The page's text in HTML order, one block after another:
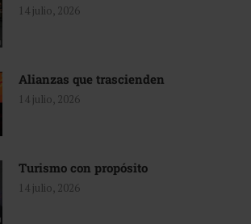
14 julio, 2026
Alianzas que trascienden
14 julio, 2026
Turismo con propósito
14 julio, 2026